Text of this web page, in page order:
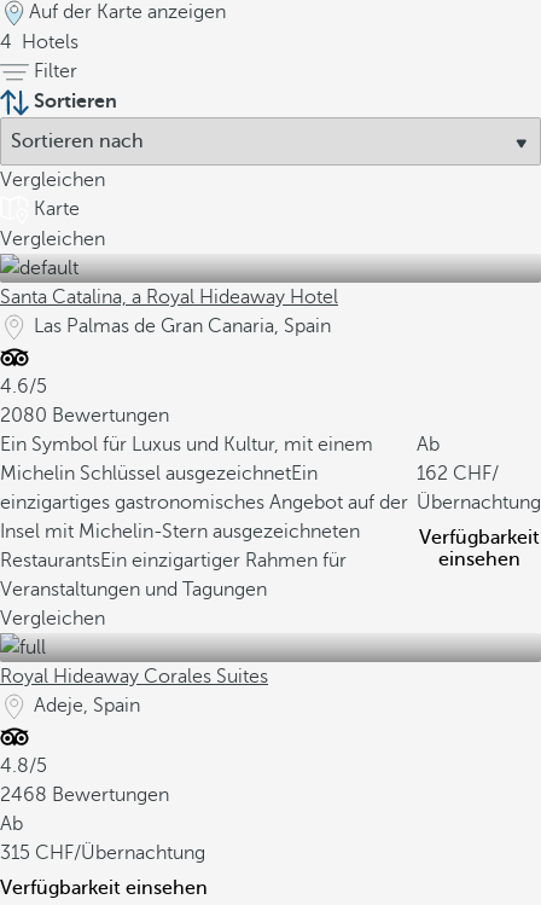
Auf der Karte anzeigen
4
Hotels
Filter
Sortieren
Vergleichen
Karte
Vergleichen
Santa Catalina, a Royal Hideaway Hotel
Las Palmas de Gran Canaria, Spain
4.6/5
2080 Bewertungen
Ein Symbol für Luxus und Kultur, mit einem
Michelin Schlüssel ausgezeichnetEin
einzigartiges gastronomisches Angebot auf der
Insel mit Michelin-Stern ausgezeichneten
RestaurantsEin einzigartiger Rahmen für
Veranstaltungen und Tagungen
Ab
162
/
Übernachtung
Verfügbarkeit
einsehen
Vergleichen
Royal Hideaway Corales Suites
Adeje, Spain
4.8/5
2468 Bewertungen
Ab
315
/Übernachtung
Verfügbarkeit einsehen